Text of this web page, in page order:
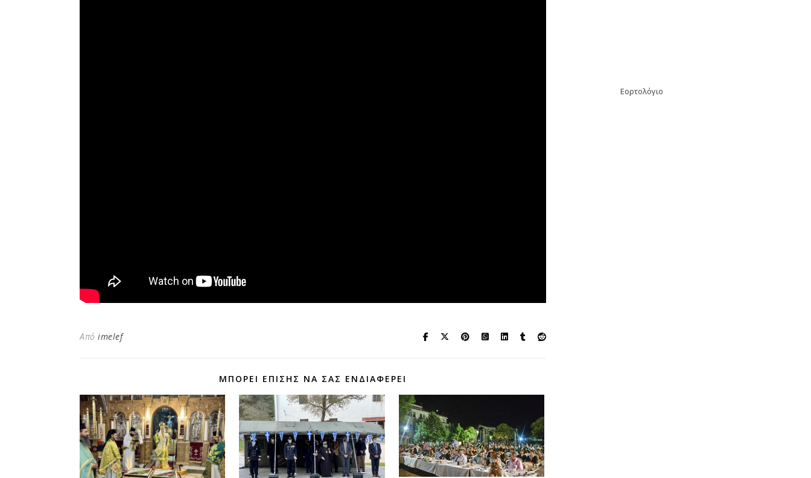
Από imelef
ΜΠΟΡΕΊ ΕΠΊΣΗΣ ΝΑ ΣΑΣ ΕΝΔΙΑΦΈΡΕΙ
Εορτολόγιο